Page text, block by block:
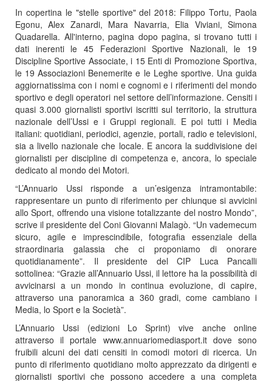
In copertina le "stelle sportive" del 2018: Filippo Tortu, Paola
Egonu, Alex Zanardi, Mara Navarria, Elia Viviani, Simona
Quadarella. All'interno, pagina dopo pagina, si trovano tutti i
dati inerenti le 45 Federazioni Sportive Nazionali, le 19
Discipline Sportive Associate, i 15 Enti di Promozione Sportiva,
le 19 Associazioni Benemerite e le Leghe sportive. Una guida
aggiornatissima con i nomi e cognomi e i riferimenti del mondo
sportivo e degli operatori nel settore dell’informazione. Censiti i
quasi 3.000 giornalisti sportivi iscritti sul territorio, la struttura
nazionale dell’Ussi e i Gruppi regionali. E poi tutti i Media
italiani: quotidiani, periodici, agenzie, portali, radio e televisioni,
sia a livello nazionale che locale. E ancora la suddivisione dei
giornalisti per discipline di competenza e, ancora, lo speciale
dedicato al mondo dei Motori.
“L’Annuario Ussi risponde a un’esigenza intramontabile:
rappresentare un punto di riferimento per chiunque si avvicini
allo Sport, offrendo una visione totalizzante del nostro Mondo”,
scrive il presidente del Coni Giovanni Malagò. “Un vademecum
sicuro, agile e imprescindibile, fotografia essenziale della
straordinaria galassia che ci proponiamo di onorare
quotidianamente”. Il presidente del CIP Luca Pancalli
sottolinea: “Grazie all’Annuario Ussi, il lettore ha la possibilità di
avvicinarsi a un mondo in continua evoluzione, di capire,
attraverso una panoramica a 360 gradi, come cambiano i
Media, lo Sport e la Società”.
L’Annuario Ussi (edizioni Lo Sprint) vive anche online
attraverso il portale www.annuariomediasport.it dove sono
fruibili alcuni dei dati censiti in comodi motori di ricerca. Un
punto di riferimento quotidiano molto apprezzato da dirigenti e
giornalisti sportivi che possono accedere a una completa